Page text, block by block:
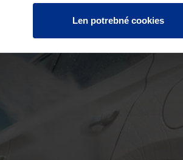
Len potrebné cookies